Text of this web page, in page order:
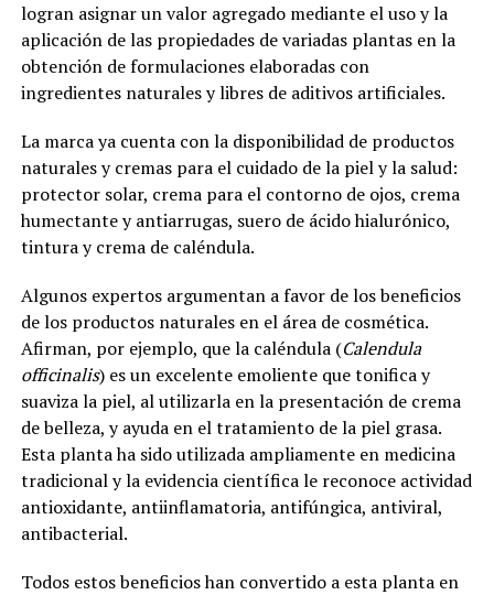
logran asignar un valor agregado mediante el uso y la
aplicación de las propiedades de variadas plantas en la
obtención de formulaciones elaboradas con
ingredientes naturales y libres de aditivos artificiales.
La marca ya cuenta con la disponibilidad de productos
naturales y cremas para el cuidado de la piel y la salud:
protector solar, crema para el contorno de ojos, crema
humectante y antiarrugas, suero de ácido hialurónico,
tintura y crema de caléndula.
Algunos expertos argumentan a favor de los beneficios
de los productos naturales en el área de cosmética.
Afirman, por ejemplo, que la caléndula (Calendula
officinalis) es un excelente emoliente que tonifica y
suaviza la piel, al utilizarla en la presentación de crema
de belleza, y ayuda en el tratamiento de la piel grasa.
Esta planta ha sido utilizada ampliamente en medicina
tradicional y la evidencia científica le reconoce actividad
antioxidante, antiinflamatoria, antifúngica, antiviral,
antibacterial.
Todos estos beneficios han convertido a esta planta en